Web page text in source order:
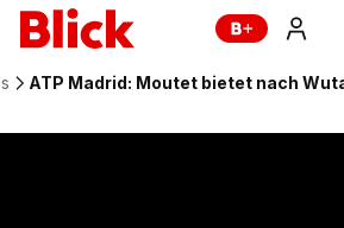
ATP Madrid: Moutet bietet nach